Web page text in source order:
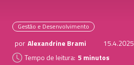
Gestão e Desenvolvimento
por Alexandrine Brami
15.4.2025
Tempo de leitura: 5 minutos